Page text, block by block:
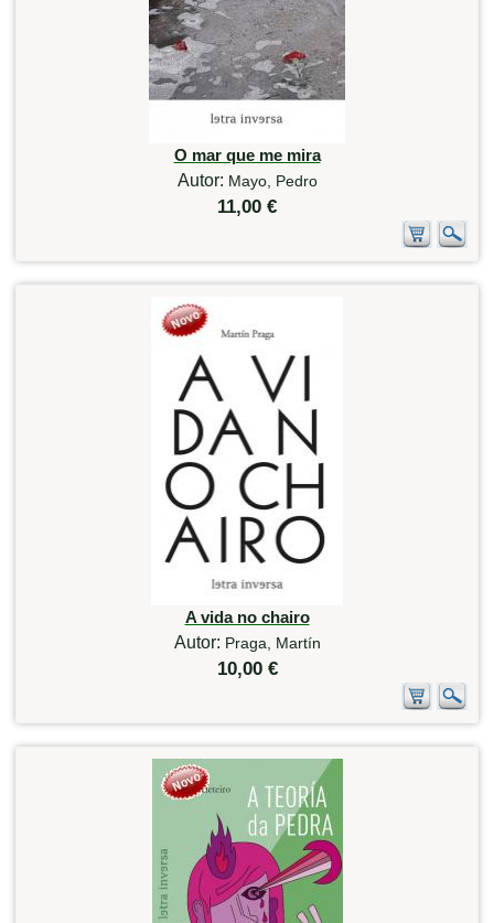
O mar que me mira
Autor: Mayo, Pedro
11,00 €
A vida no chairo
Autor: Praga, Martín
10,00 €